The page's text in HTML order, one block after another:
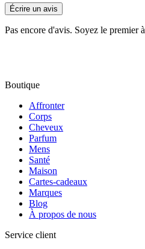
Écrire un avis
Pas encore d'avis. Soyez le premier
Boutique
Affronter
Corps
Cheveux
Parfum
Mens
Santé
Maison
Cartes-cadeaux
Marques
Blog
À propos de nous
Service client